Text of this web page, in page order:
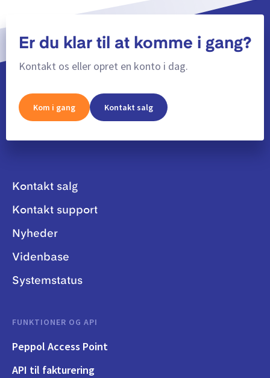
Er du klar til at komme i gang?
Kontakt os eller opret en konto i dag.
Kom i gang Kontakt salg
Kontakt salg
Kontakt support
Nyheder
Videnbase
Systemstatus
FUNKTIONER OG API
Peppol Access Point
API til fakturering